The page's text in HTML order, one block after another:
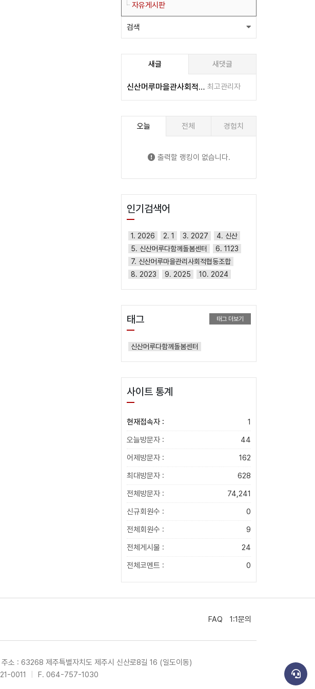
자유게시판
검색
새글 새댓글
신산머루마을관사회적협동조합/다함께돌봄센터 최고관리자
오늘 전체 경험치
출력할 랭킹이 없습니다.
인기검색어
1. 2026 2. 1 3. 2027
4. 신산
5. 신산머루다함께돌봄센터
6. 1123
7. 신산머루마을관리사회적협동조합
8. 2023
9. 2025 10. 2024
태그 태그 더보기
신산머루다함께돌봄센터
사이트 통계
현재접속자 :
1
오늘방문자 :
44
어제방문자 :
162
최대방문자 :
628
전체방문자 :
74,241
신규회원수 :
0
전체회원수 :
9
전체게시물 :
24
전체코멘트 :
0
FAQ 1:1문의
주소 : 63268 제주특별자치도 제주시 신산로8길 16 (일도이동)
0011 F. 064-757-1030